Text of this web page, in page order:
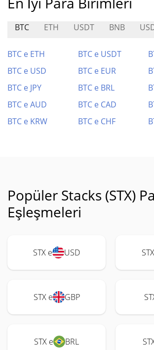
BTC ETH USDT BNB
BTC e ETH BTC e USDT
BTC e USD
BTC e EUR
BTC e JPY
BTC e BRL
BTC e AUD
BTC e CAD
BTC e KRW
BTC e CHF
Popüler Stacks (STX)
Eşleşmeleri
STX e USD
STX e GBP
STX e BRL